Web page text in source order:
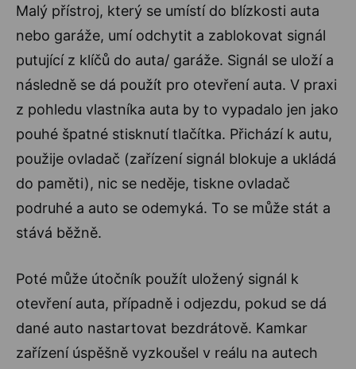
Malý přístroj, který se umístí do blízkosti auta
nebo garáže, umí odchytit a zablokovat signál
putující z klíčů do auta/ garáže. Signál se uloží a
následně se dá použít pro otevření auta. V praxi
z pohledu vlastníka auta by to vypadalo jen jako
pouhé špatné stisknutí tlačítka. Přichází k autu,
použije ovladač (zařízení signál blokuje a ukládá
do paměti), nic se neděje, tiskne ovladač
podruhé a auto se odemyká. To se může stát a
stává běžně.
Poté může útočník použít uložený signál k
otevření auta, případně i odjezdu, pokud se dá
dané auto nastartovat bezdrátově. Kamkar
zařízení úspěšně vyzkoušel v reálu na autech